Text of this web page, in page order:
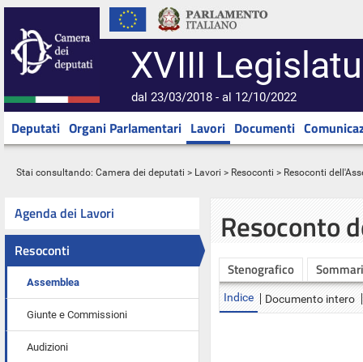
XVIII
dal 23/03/2018 - al 12/10/2022
Deputati Organi Parlamentari Lavori Documenti
Stai consultando: Camera dei deputati > Lavori > Resoconti > Resoconti
Agenda dei Lavori
Resoconti
Assemblea
Giunte e Commissioni
Audizioni
Resoconto
Stenografico
Indice Documento intero